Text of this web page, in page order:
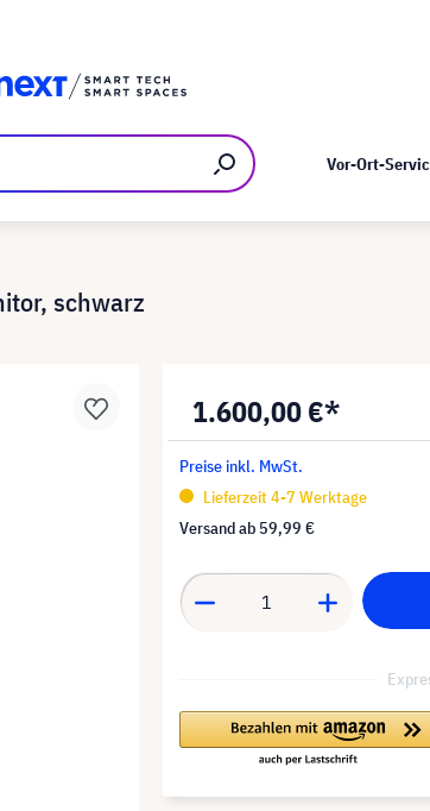
Vor-Ort-
schwarz
1.600,00 €*
Preise inkl. MwSt.
Lieferzeit 4-7 Werktage
Versand ab 59,99 €